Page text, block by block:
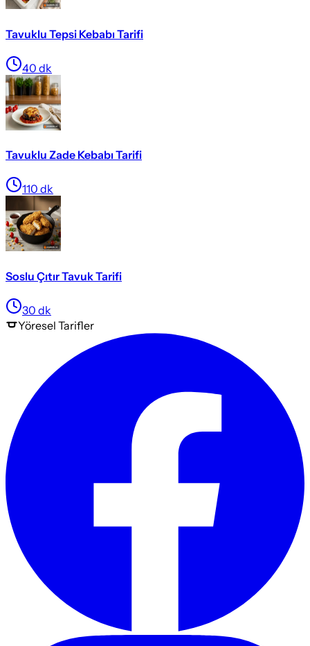
Tavuklu Tepsi Kebabı Tarifi
40 dk
Tavuklu Zade Kebabı Tarifi
110 dk
Soslu Çıtır Tavuk Tarifi
30 dk
Yöresel Tarifler